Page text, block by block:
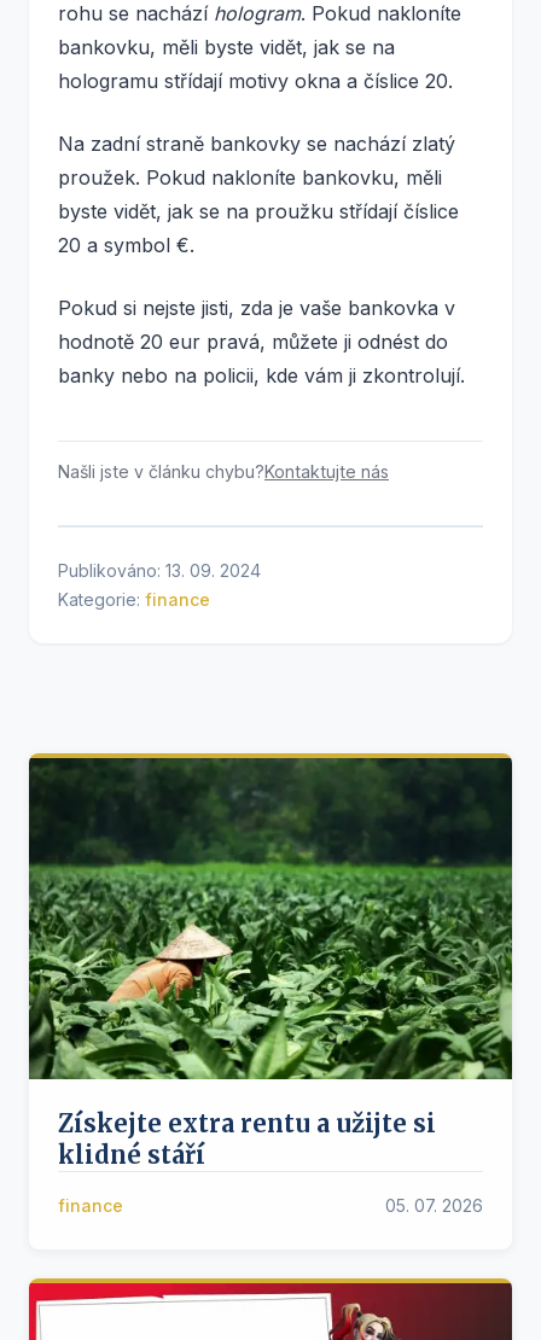
rohu se nachází hologram. Pokud nakloníte
bankovku, měli byste vidět, jak se na
hologramu střídají motivy okna a číslice 20.
Na zadní straně bankovky se nachází zlatý
proužek. Pokud nakloníte bankovku, měli
byste vidět, jak se na proužku střídají číslice
20 a symbol €.
Pokud si nejste jisti, zda je vaše bankovka v
hodnotě 20 eur pravá, můžete ji odnést do
banky nebo na policii, kde vám ji zkontrolují.
Našli jste v článku chybu?Kontaktujte nás
Publikováno: 13. 09. 2024
Kategorie: finance
Získejte extra rentu a užijte si
klidné stáří
finance 05. 07. 2026